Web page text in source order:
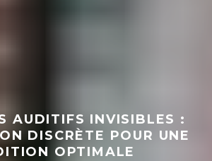
AUDITIFS INVISIBLES :
DISCRÈTE POUR UNE
OPTIMALE